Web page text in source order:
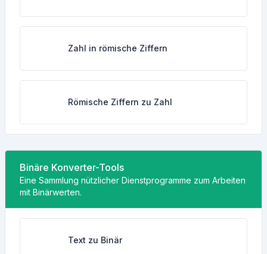
Zahl in römische Ziffern
Römische Ziffern zu Zahl
Binäre Konverter-Tools
Eine Sammlung nützlicher Dienstprogramme zum Arbeiten
mit Binärwerten.
Text zu Binär